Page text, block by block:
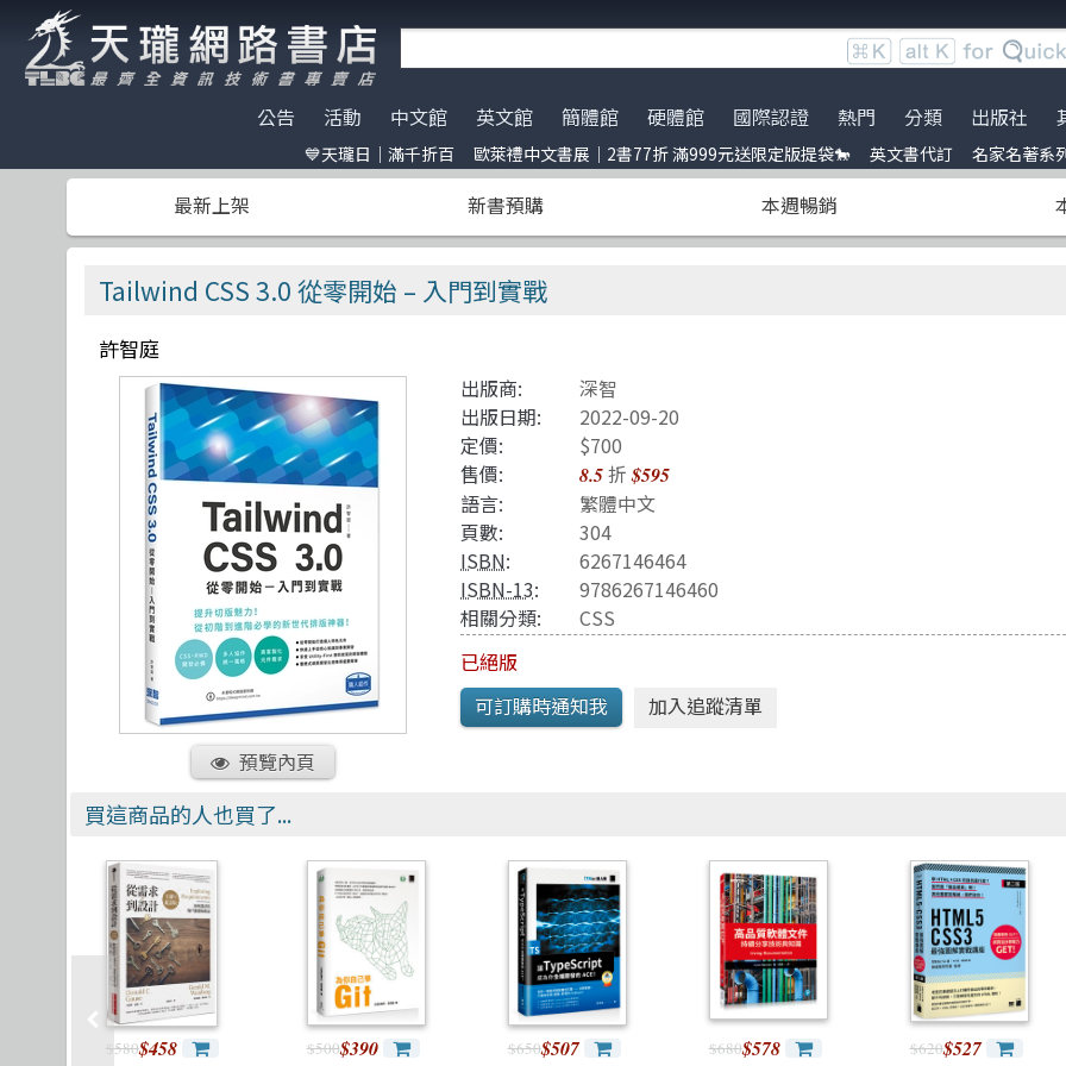
公告
天瓏門市春節營業公告
門市營業客服時間調整
到店取貨新功能上線
※電子發票使用說明※
天瓏行動會員卡上線囉！ ※詐騙提醒公告 請勿受騙※
活動
天瓏日｜滿千折百
歐萊禮中文書展｜2書77折 滿999元送限定
版提袋🐎
服務｜代訂英文書
訂閱佛系電子報
中文館 英文館 簡體館 硬體館 國際認證
熱門
AI Coding
ChatGPT
Python
Machine Learning
Large language model
Linux
Design Pattern
影像辨識 Image-recognition
Penetration-test
Prompt Engineering
LangChain
Chatbot
Engineer self-growth
機器人製作 Robots
Computer Vision
Unit Test 單元測試
Reinforcement
程式交易 Trading
TDD 測試導向開發
R 語言
遊戲引擎 Game-engine
分類
全部分類
Data Science
電子電路電機類
軟體架構
雲端運算
軟體測試
職涯發展
前端開發
UI/UX
系統開發
資訊科學
Adobe 軟體應用
Office 系列
區塊鏈與金融科技
網路通訊
其他
出版社
碁峰資訊
旗標
全華圖書
經緯文化
五南
滄海
人民郵電
電子工業
深智
電子開發板
特價書籍
暢銷外文書
IT狗精品區
IT T-shirt
Make 國際中文版
機器人雜誌 ROBOCON Magazine 創客‧自造者工作坊
💙天瓏日｜滿千折百 歐萊禮中文書展｜2書77折 滿999元送限定版提袋🐎 英文書代訂 名家名著系
最新上架 新書預購 本週暢銷
Tailwind CSS 3.0 從零開始 – 入門到實戰
許智庭
預覽內頁
出版商:
深智
出版日期:
2022-09-20
定價:
$700
售價:
8.5折$595
語言:
繁體中文
頁數:
304
ISBN:
6267146464
ISBN-13:
9786267146460
相關分類:
CSS
已絕版
買這商品的人也買了...
$580$458 $500$390 $650$507 $680$578 $620$527